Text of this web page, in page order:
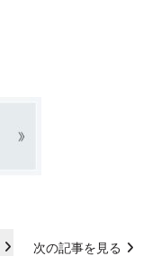
次の記事を見る